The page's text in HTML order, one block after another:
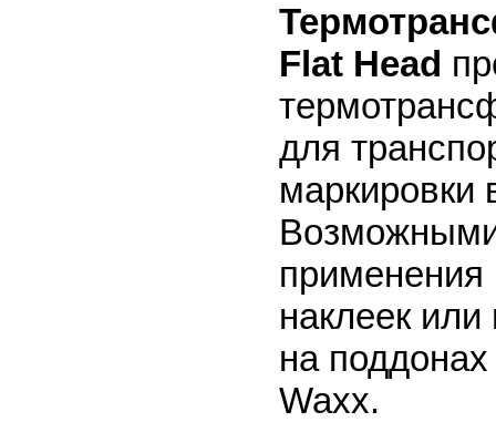
Flat Head
для
маркировки
применения
наклеек или
на
Waxx.